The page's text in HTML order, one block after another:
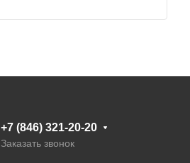
+7 (846) 321-20-20
Заказать звонок